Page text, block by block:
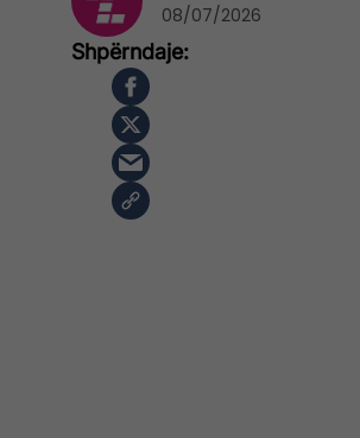
08/07/2026